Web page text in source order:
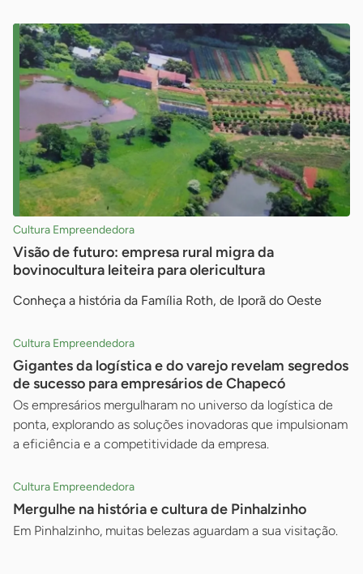
Cultura Empreendedora
Visão de futuro: empresa rural migra da
bovinocultura leiteira para olericultura
Conheça a história da Família Roth, de Iporã do Oeste
Cultura Empreendedora
Gigantes da logística e do varejo revelam segredos
de sucesso para empresários de Chapecó
Os empresários mergulharam no universo da logística de
ponta, explorando as soluções inovadoras que impulsionam
a eficiência e a competitividade da empresa.
Cultura Empreendedora
Mergulhe na história e cultura de Pinhalzinho
Em Pinhalzinho, muitas belezas aguardam a sua visitação.